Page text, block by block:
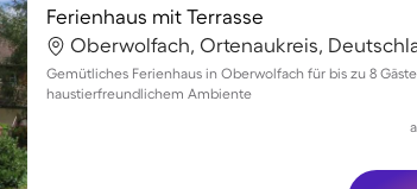
Ferienhaus mit Terrasse
Oberwolfach, Ortenaukreis,
Gemütliches Ferienhaus in Oberwolfach für bis zu 8
haustierfreundlichem Ambiente